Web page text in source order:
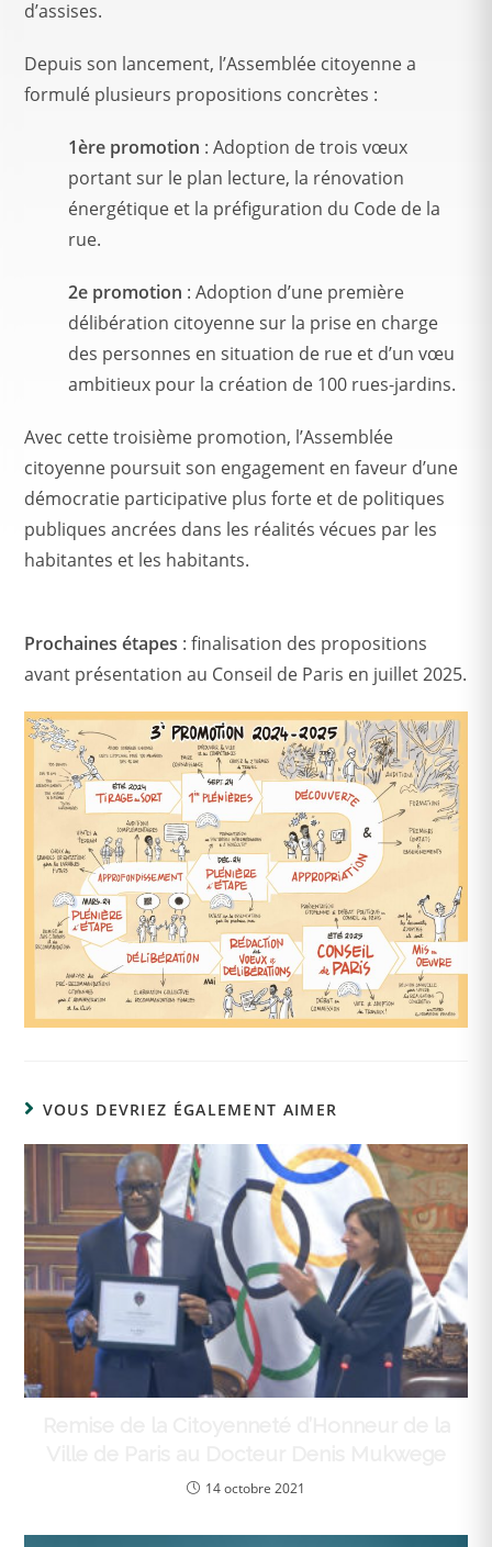
d’assises.
Depuis son lancement, l’Assemblée citoyenne a
formulé plusieurs propositions concrètes :
1ère promotion : Adoption de trois vœux
portant sur le plan lecture, la rénovation
énergétique et la préfiguration du Code de la
rue.
2e promotion : Adoption d’une première
délibération citoyenne sur la prise en charge
des personnes en situation de rue et d’un vœu
ambitieux pour la création de 100 rues-jardins.
Avec cette troisième promotion, l’Assemblée
citoyenne poursuit son engagement en faveur d’une
démocratie participative plus forte et de politiques
publiques ancrées dans les réalités vécues par les
habitantes et les habitants.
Prochaines étapes : finalisation des propositions
avant présentation au Conseil de Paris en juillet 2025.
VOUS DEVRIEZ ÉGALEMENT AIMER
14 octobre 2021